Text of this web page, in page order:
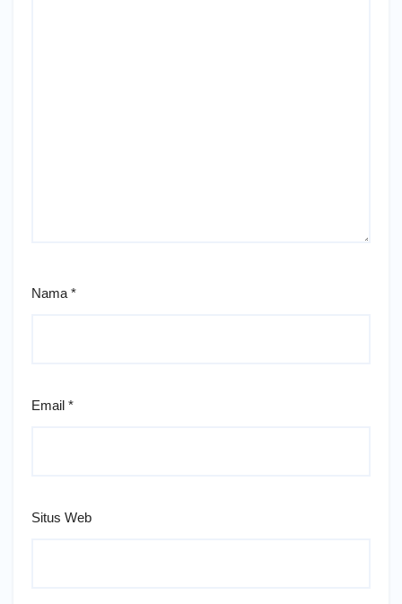
Nama *
Email *
Situs Web